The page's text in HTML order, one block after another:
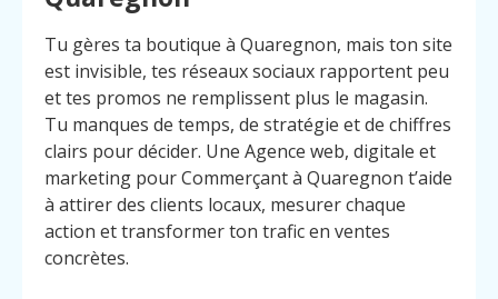
Tu gères ta boutique à Quaregnon, mais ton site
est invisible, tes réseaux sociaux rapportent peu
et tes promos ne remplissent plus le magasin.
Tu manques de temps, de stratégie et de chiffres
clairs pour décider. Une Agence web, digitale et
marketing pour Commerçant à Quaregnon t’aide
à attirer des clients locaux, mesurer chaque
action et transformer ton trafic en ventes
concrètes.